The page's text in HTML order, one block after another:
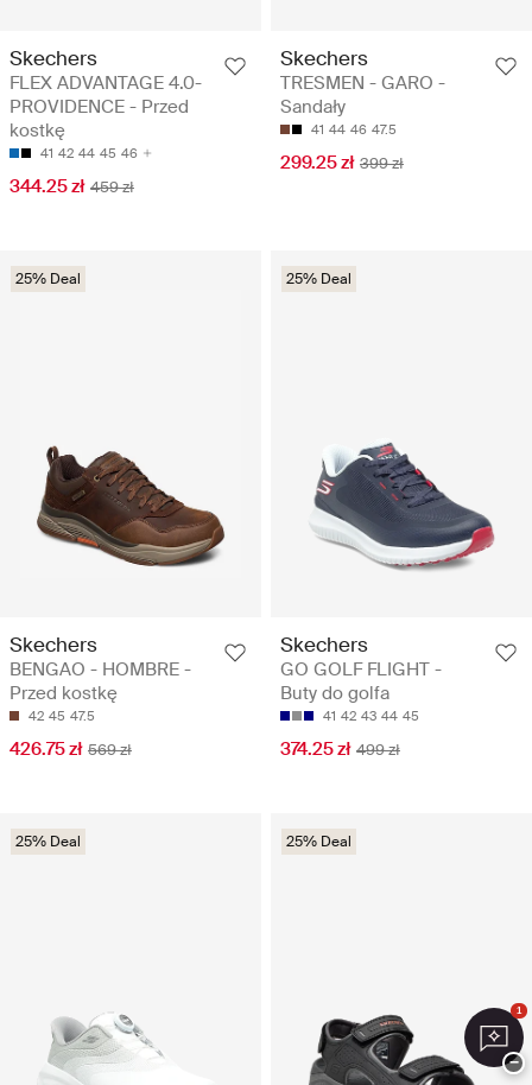
Skechers
FLEX ADVANTAGE 4.0-
PROVIDENCE - Przed
kostkę
41 42 44 45 46
344.25 zł 459 zł
Skechers
TRESMEN - GARO -
Sandały
41 44 46 47.5
299.25 zł 399 zł
25% Deal
Skechers
BENGAO - HOMBRE -
Przed kostkę
42 45 47.5
426.75 zł 569 zł
25% Deal
Skechers
GO GOLF FLIGHT -
Buty do golfa
41 42 43 44 45
374.25 zł 499 zł
25% Deal 25% Deal
1
−